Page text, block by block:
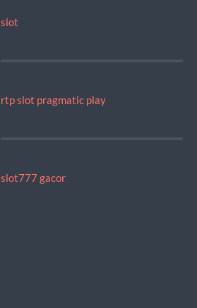
slot
rtp slot pragmatic play
slot777 gacor